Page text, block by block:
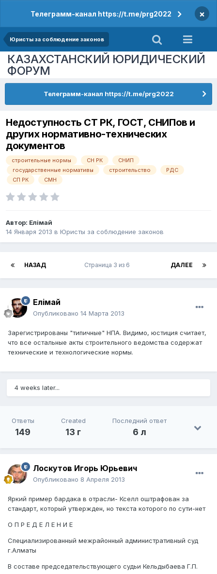
Телеграмм-канал https://t.me/prg2022 ×
Юристы за соблюдение законов
КАЗАХСТАНСКИЙ ЮРИДИЧЕСКИЙ
ФОРУМ
Телеграмм-канал https://t.me/prg2022
Недоступность СТ РК, ГОСТ, СНИПов и
других нормативно-технических
документов
строительные нормы СН РК
СНИП
государственные нормативы
строительство
РДС
СП РК
СМН
Автор: Елiмай
14 Января 2013 в Юристы за соблюдение законов
НАЗАД ДАЛЕЕ
Страница 3 из 6
Елiмай
Опубликовано 14 Марта 2013
Зарегистрированы "типичные" НПА. Видимо, юстиция считает,
что все остальные акты строительного ведомства содержат
технические и технологические нормы.
4 weeks later...
Ответы
149
Created
13 г
Последний ответ
6 л
Лоскутов Игорь Юрьевич
Опубликовано 8 Апреля 2013
Яркий пример бардака в отрасли- Кселл оштрафован за
стандарт, который утвержден, но текста которого по сути-нет
О П Р Е Д Е Л Е Н И Е
Специализированный межрайонный административный суд
г.Алматы
В составе председательствующего судьи Кельдыбаева Г.П.